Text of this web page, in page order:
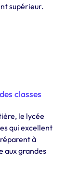
supérieur.
classes
le lycée
qui excellent
à
auxgrandes